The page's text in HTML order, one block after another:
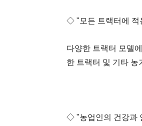
◇ "모든 트랙터에 적
다양한 트랙터 모델
한 트랙터 및 기타 농
◇ "농업인의 건강과